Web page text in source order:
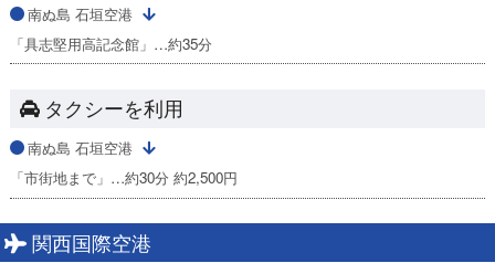
南ぬ島 石垣空港
「具志堅用高記念館」…約35分
タクシーを利用
南ぬ島 石垣空港
「市街地まで」…約30分 約2,500円
関西国際空港